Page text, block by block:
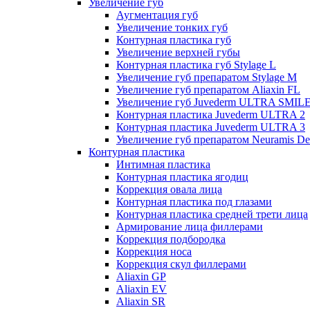
Увеличение губ
Аугментация губ
Увеличение тонких губ
Контурная пластика губ
Увеличение верхней губы
Контурная пластика губ Stylage L
Увеличение губ препаратом Stylage M
Увеличение губ препаратом Aliaxin FL
Увеличение губ Juvederm ULTRA
Контурная пластика Juvederm ULTRA 2
Контурная пластика Juvederm ULTRA 3
Увеличение губ препаратом Neuramis
Контурная пластика
Интимная пластика
Контурная пластика ягодиц
Коррекция овала лица
Контурная пластика под глазами
Контурная пластика средней трети лица
Армирование лица филлерами
Коррекция подбородка
Коррекция носа
Коррекция скул филлерами
Aliaxin GP
Aliaxin EV
Aliaxin SR